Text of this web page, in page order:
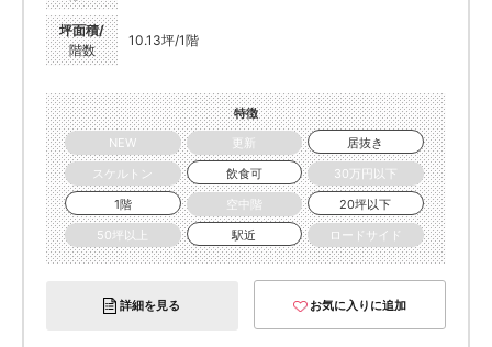
坪面積/
階数
10.13坪/1階
特徴
NEW
更新
居抜き
スケルトン
飲食可
30万円以下
1階
空中階
20坪以下
50坪以上
駅近 ロードサイド
詳細を見る お気に入りに追加